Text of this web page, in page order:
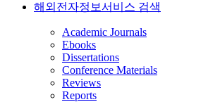
해외전자정보서비스 검색
Academic Journals
Ebooks
Dissertations
Conference Materials
Reviews
Reports